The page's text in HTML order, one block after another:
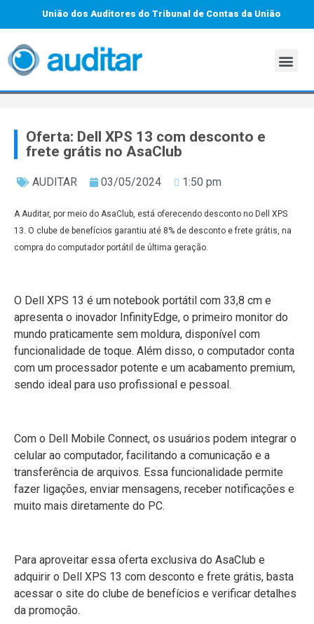
União dos Auditores do Tribunal de Contas da União
Oferta: Dell XPS 13 com desconto e
frete grátis no AsaClub
AUDITAR 03/05/2024 1:50 pm
A Auditar, por meio do AsaClub, está oferecendo desconto no Dell XPS
13. O clube de benefícios garantiu até 8% de desconto e frete grátis, na
compra do computador portátil de última geração.
O Dell XPS 13 é um notebook portátil com 33,8 cm e
apresenta o inovador InfinityEdge, o primeiro monitor do
mundo praticamente sem moldura, disponível com
funcionalidade de toque. Além disso, o computador conta
com um processador potente e um acabamento premium,
sendo ideal para uso profissional e pessoal.
Com o Dell Mobile Connect, os usuários podem integrar o
celular ao computador, facilitando a comunicação e a
transferência de arquivos. Essa funcionalidade permite
fazer ligações, enviar mensagens, receber notificações e
muito mais diretamente do PC.
Para aproveitar essa oferta exclusiva do AsaClub e
adquirir o Dell XPS 13 com desconto e frete grátis, basta
acessar o site do clube de benefícios e verificar detalhes
da promoção.